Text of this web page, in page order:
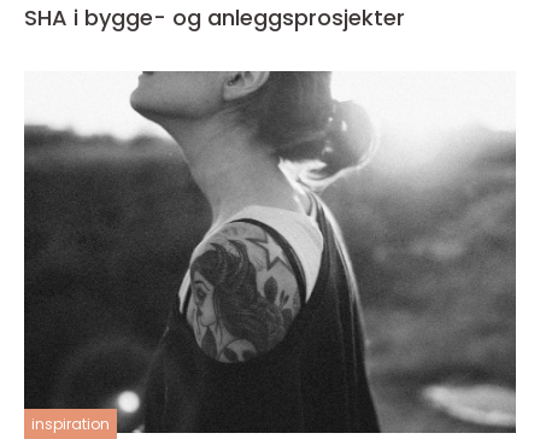
SHA i bygge- og anleggsprosjekter
inspiration